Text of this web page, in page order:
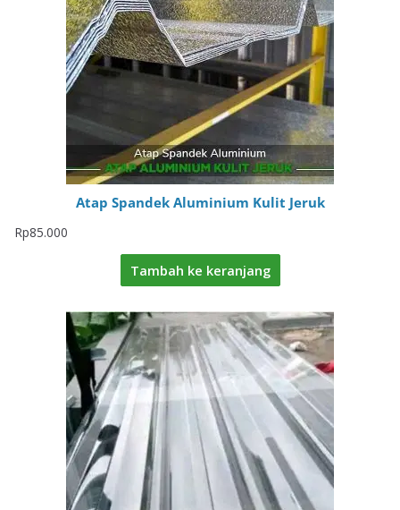
Atap Spandek Aluminium Kulit Jeruk
Rp85.000
Tambah ke keranjang